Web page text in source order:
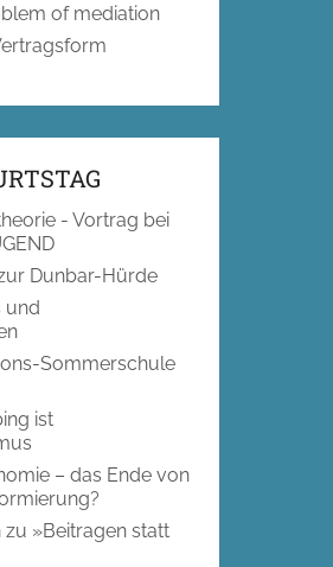
of mediation
- Vortrag bei
Dunbar-Hürde
und
Sommerschule
ist
– das Ende von
zu »Beitragen statt